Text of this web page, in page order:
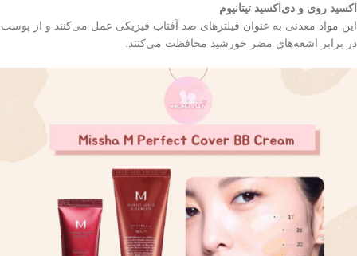
اکسید روی و دی‌اکسید تیتانیوم
این مواد معدنی به عنوان فیلترهای ضد آفتاب فیزیکی عمل می‌کنند و از پوست
در برابر اشعه‌های مضر خورشید محافظت می‌کنند.